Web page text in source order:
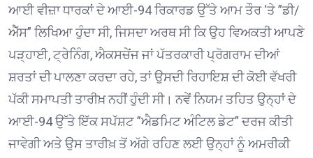
ਆਈ ਵੀਜ਼ਾ ਧਾਰਕਾਂ ਦੇ ਆਈ-94 ਰਿਕਾਰਡ ਉੱਤੇ ਆਮ ਤੌਰ ‘ਤੇ ”ਡੀ/
ਐੱਸ” ਲਿਖਿਆ ਹੁੰਦਾ ਸੀ, ਜਿਸਦਾ ਅਰਥ ਸੀ ਕਿ ਉਹ ਵਿਅਕਤੀ ਆਪਣੇ
ਪੜ੍ਹਾਈ, ਟ੍ਰੇਨਿੰਗ, ਐਕਸਚੇਂਜ ਜਾਂ ਪੱਤਰਕਾਰੀ ਪ੍ਰੋਗਰਾਮ ਦੀਆਂ
ਸ਼ਰਤਾਂ ਦੀ ਪਾਲਣਾ ਕਰਦਾ ਰਹੇ, ਤਾਂ ਉਸਦੀ ਰਿਹਾਇਸ਼ ਦੀ ਕੋਈ ਵੱਖਰੀ
ਪੱਕੀ ਸਮਾਪਤੀ ਤਾਰੀਖ਼ ਨਹੀਂ ਹੁੰਦੀ ਸੀ। ਨਵੇਂ ਨਿਯਮ ਤਹਿਤ ਉਨ੍ਹਾਂ ਦੇ
ਆਈ-94 ਉੱਤੇ ਇੱਕ ਸਪੱਸ਼ਟ ”ਐਡਮਿਟ ਅੰਟਿਲ ਡੇਟ” ਦਰਜ ਕੀਤੀ
ਜਾਵੇਗੀ ਅਤੇ ਉਸ ਤਾਰੀਖ਼ ਤੋਂ ਅੱਗੇ ਰਹਿਣ ਲਈ ਉਨ੍ਹਾਂ ਨੂੰ ਅਮਰੀਕੀ